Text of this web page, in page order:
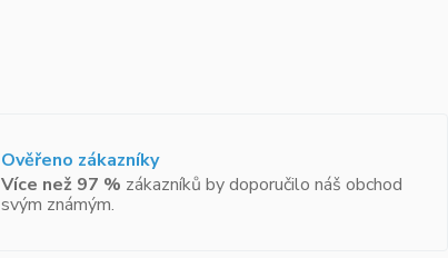
Ověřeno zákazníky
Více než 97 % zákazníků by doporučilo náš obchod
svým známým.